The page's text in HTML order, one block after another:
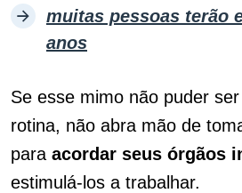
muitas pessoas terão
anos
Se esse mimo não puder
rotina, não abra mão de
para acordar seus órgãos
estimulá-los a trabalhar.